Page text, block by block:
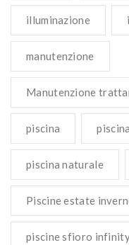
illuminazione
manutenzione
Manutenzione
piscina
piscina naturale
Piscine estate
piscine sfioro